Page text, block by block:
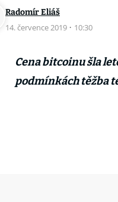
Radomír Eliáš
14. července 2019 · 10:30
Cena bitcoinu šla
podmínkách těžba